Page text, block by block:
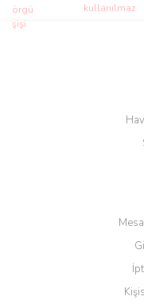
Bu
Bu ürünün fiyat bilgisi,
konularda yetersiz
Ürün resmi kalitesiz,
Ürün açıklamasında
Ürün bilgilerinde
Ürün fiyatı diğer
Bu ürüne benzer